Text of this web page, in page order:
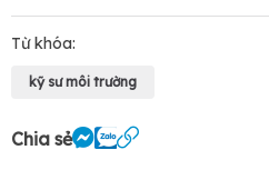
Từ khóa:
kỹ sư môi trường
Chia sẻ